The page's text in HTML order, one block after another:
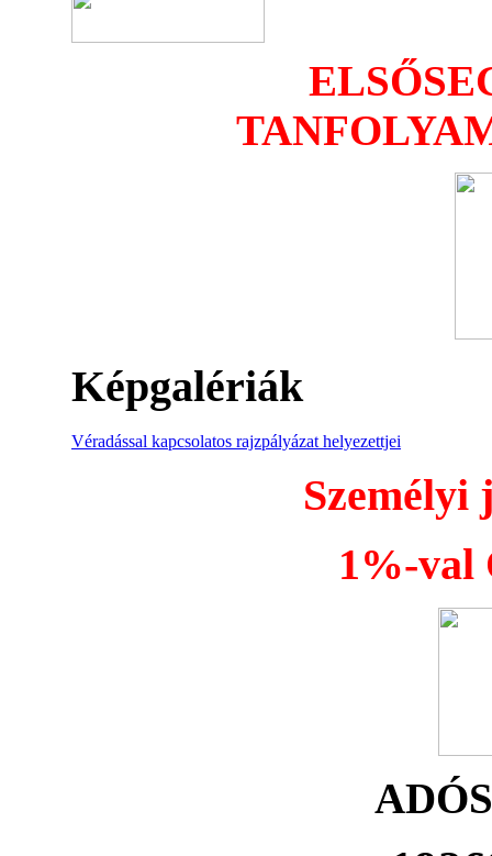
Képgalériák
Véradással kapcsolatos rajzpályázat helyezettjei
Személyi
1%-val